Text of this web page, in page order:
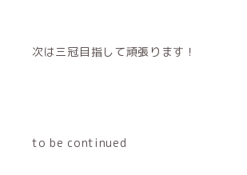
次は三冠目指して頑張ります！
to be continued